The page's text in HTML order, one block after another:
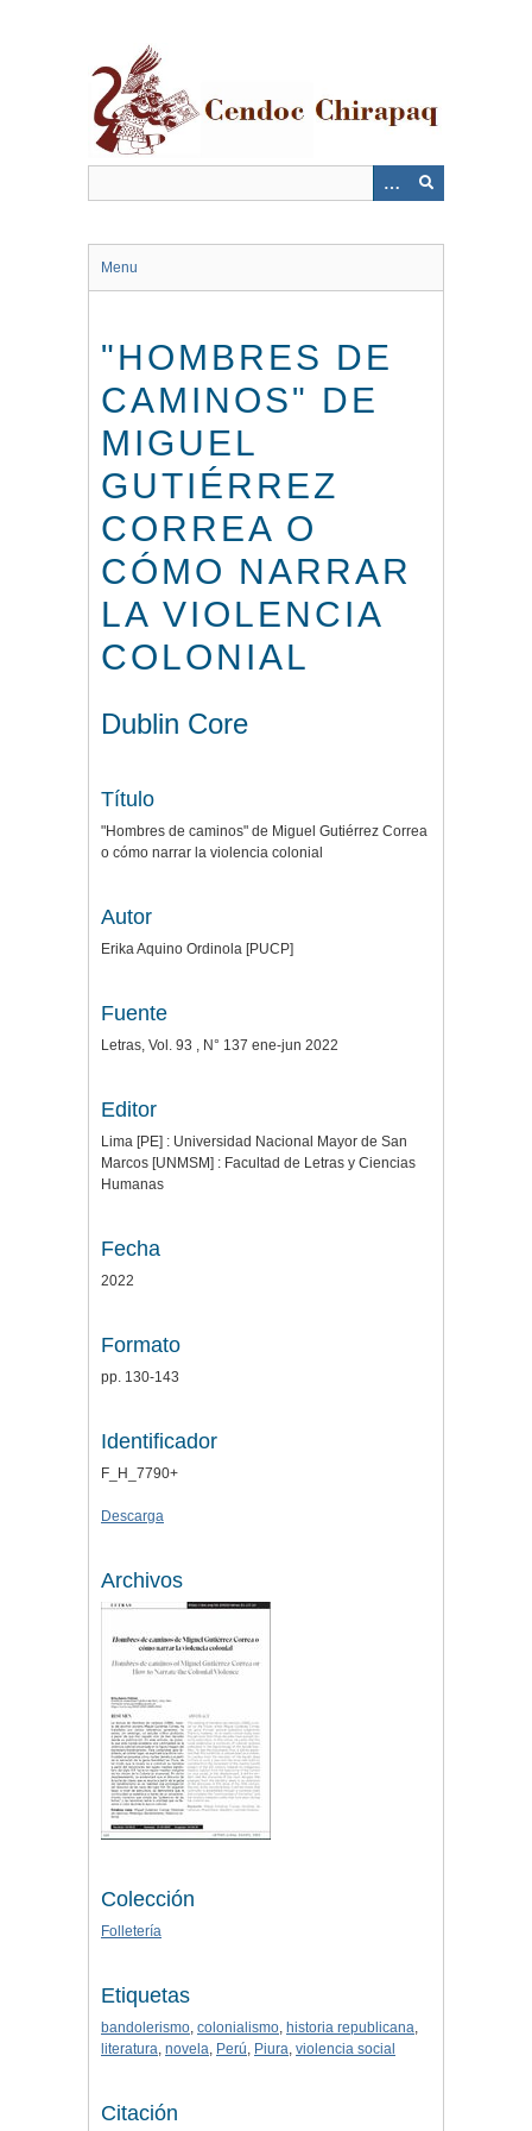
Menu
"HOMBRES DE
CAMINOS" DE
MIGUEL
GUTIÉRREZ
CORREA O
CÓMO NARRAR
LA VIOLENCIA
COLONIAL
Dublin Core
Título
"Hombres de caminos" de Miguel Gutiérrez Correa
o cómo narrar la violencia colonial
Autor
Erika Aquino Ordinola [PUCP]
Fuente
Letras, Vol. 93 , N° 137 ene-jun 2022
Editor
Lima [PE] : Universidad Nacional Mayor de San
Marcos [UNMSM] : Facultad de Letras y Ciencias
Humanas
Fecha
2022
Formato
pp. 130-143
Identificador
F_H_7790+
Descarga
Archivos
Colección
Folletería
Etiquetas
bandolerismo, colonialismo, historia republicana,
literatura, novela, Perú, Piura, violencia social
Citación